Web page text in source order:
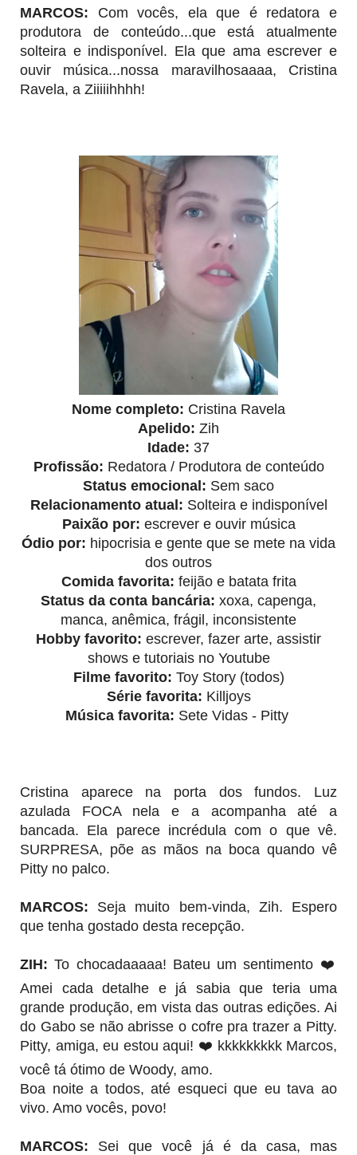
MARCOS: Com vocês, ela que é redatora e
produtora de conteúdo...que está atualmente
solteira e indisponível. Ela que ama escrever e
ouvir música...nossa maravilhosaaaa, Cristina
Ravela, a Ziiiiihhhh!
Nome completo: Cristina Ravela
Apelido: Zih
Idade: 37
Profissão: Redatora / Produtora de conteúdo
Status emocional: Sem saco
Relacionamento atual: Solteira e indisponível
Paixão por: escrever e ouvir música
Ódio por: hipocrisia e gente que se mete na vida
dos outros
Comida favorita: feijão e batata frita
Status da conta bancária: xoxa, capenga,
manca, anêmica, frágil, inconsistente
Hobby favorito: escrever, fazer arte, assistir
shows e tutoriais no Youtube
Filme favorito: Toy Story (todos)
Série favorita: Killjoys
Música favorita: Sete Vidas - Pitty
Cristina aparece na porta dos fundos. Luz
azulada FOCA nela e a acompanha até a
bancada. Ela parece incrédula com o que vê.
SURPRESA, põe as mãos na boca quando vê
Pitty no palco.
MARCOS: Seja muito bem-vinda, Zih. Espero
que tenha gostado desta recepção.
ZIH:To chocadaaaaa! Bateu um sentimento ❤
Amei cada detalhe e já sabia que teria uma
grande produção, em vista das outras edições. Ai
do Gabo se não abrisse o cofre pra trazer a Pitty.
Pitty, amiga, eu estou aqui! ❤ ️ kkkkkkkkk Marcos,
você tá ótimo de Woody, amo.
Boa noite a todos, até esqueci que eu tava ao
vivo. Amo vocês, povo!
MARCOS: Sei que você já é da casa, mas